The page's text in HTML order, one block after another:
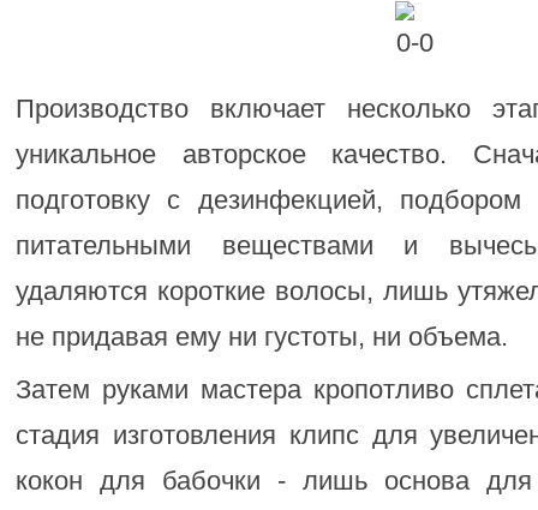
Производство включает несколько
уникальное авторское качество.
подготовку с дезинфекцией,
питательными веществами и
удаляются короткие волосы, лишь
не придавая ему ни густоты, ни объема.
Затем руками мастера кропотливо
стадия изготовления клипс для
кокон для бабочки - лишь основа для